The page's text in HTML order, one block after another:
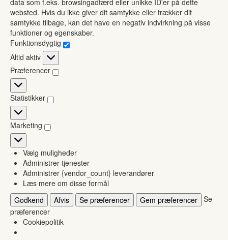
data som f.eks. browsingadfærd eller unikke ID'er på dette
websted. Hvis du ikke giver dit samtykke eller trækker dit
samtykke tilbage, kan det have en negativ indvirkning på visse
funktioner og egenskaber.
Funktionsdygtig
Funktionsdygtig
Altid aktiv
Præferencer
Præferencer
Statistikker
Statistikker
Marketing
Marketing
Vælg muligheder
Administrer tjenester
Administrer {vendor_count} leverandører
Læs mere om disse formål
Godkend
Afvis Se præferencer Gem præferencer Se
præferencer
Cookiepolitik